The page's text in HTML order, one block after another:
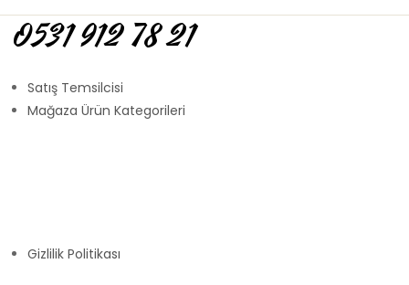
0531 912 78 21
Satış Temsilcisi
Mağaza Ürün Kategorileri
Gizlilik Politikası